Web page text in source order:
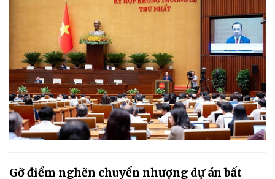
Gỡ điểm nghẽn chuyển nhượng dự án bất